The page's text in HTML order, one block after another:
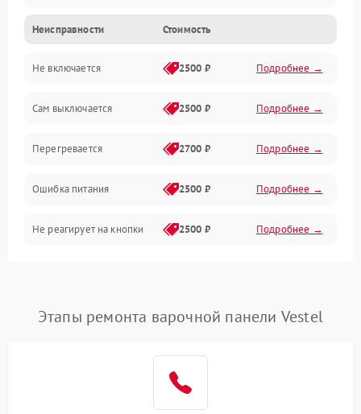
Неисправности Стоимость
Не включается 2500 ₽ Подробнее →
Сам выключается 2500 ₽ Подробнее →
Перегревается 2700 ₽ Подробнее →
Ошибка питания 2500 ₽ Подробнее →
Не реагирует на кнопки 2500 ₽ Подробнее →
Этапы ремонта варочной панели Vestel